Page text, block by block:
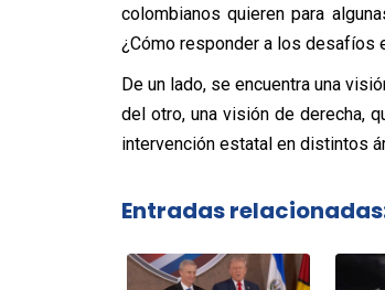
colombianos quieren para
¿Cómo responder a los desafíos
De un lado, se encuentra una
del otro, una visión de derecha,
intervención estatal en distintos
Entradas